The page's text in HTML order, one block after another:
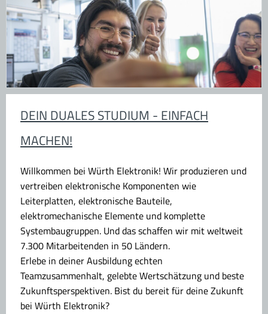
DEIN DUALES STUDIUM - EINFACH
MACHEN!
Willkommen bei Würth Elektronik! Wir produzieren und
vertreiben elektronische Komponenten wie
Leiterplatten, elektronische Bauteile,
elektromechanische Elemente und komplette
Systembaugruppen. Und das schaffen wir mit weltweit
7.300 Mitarbeitenden in 50 Ländern.
Erlebe in deiner Ausbildung echten
Teamzusammenhalt, gelebte Wertschätzung und beste
Zukunftsperspektiven. Bist du bereit für deine Zukunft
bei Würth Elektronik?